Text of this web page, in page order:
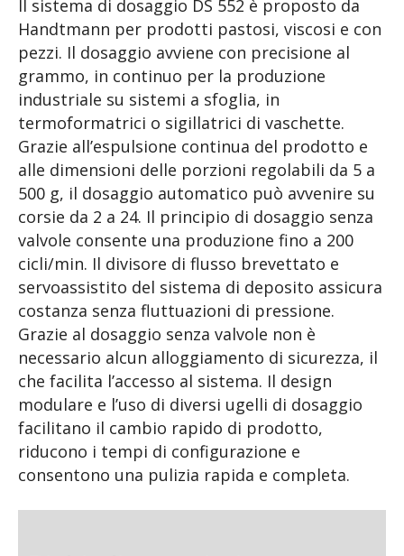
Il sistema di dosaggio DS 552 è proposto da
Handtmann per prodotti pastosi, viscosi e con
pezzi. Il dosaggio avviene con precisione al
grammo, in continuo per la produzione
industriale su sistemi a sfoglia, in
termoformatrici o sigillatrici di vaschette.
Grazie all’espulsione continua del prodotto e
alle dimensioni delle porzioni regolabili da 5 a
500 g, il dosaggio automatico può avvenire su
corsie da 2 a 24. Il principio di dosaggio senza
valvole consente una produzione fino a 200
cicli/min. Il divisore di flusso brevettato e
servoassistito del sistema di deposito assicura
costanza senza fluttuazioni di pressione.
Grazie al dosaggio senza valvole non è
necessario alcun alloggiamento di sicurezza, il
che facilita l’accesso al sistema. Il design
modulare e l’uso di diversi ugelli di dosaggio
facilitano il cambio rapido di prodotto,
riducono i tempi di configurazione e
consentono una pulizia rapida e completa.